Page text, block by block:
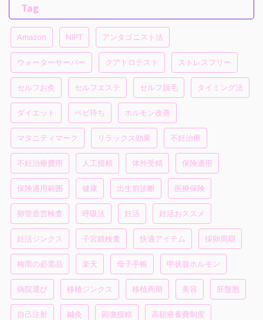
Tag
Amazon NIPT アンタゴニスト法
ウォーターサーバー クアトロテスト ストレスフリー
セルフお灸 セルフエステ セルフ脱毛 タイミング法
ダイエット ベビ待ち ホルモン改善
マタニティマーク リラックス効果 不妊治療
不妊治療費用 人工授精 体外受精 保険適用
保険適用範囲 健康 出生前診断 医療保険
卵管造営検査 呼吸法 妊活 妊活おススメ
妊活ジンクス 子宮鏡検査 快適アイテム 採卵周期
梅雨の必需品 楽天 母子手帳 甲状腺ホルモン
病院選び 移植ジンクス 移植周期 美容 胚盤胞
自己注射 鍼灸 顕微授精 高額療養費制度